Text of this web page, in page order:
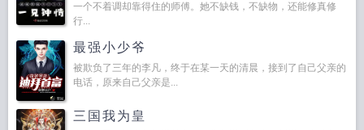
一个不着调却靠得住的师傅。她不缺钱，不缺物，还能修真修
行...
最强小少爷
被欺负了三年的李凡，终于在某一天的清晨，接到了自己父亲的
电话，原来自己父亲是...
三国我为皇